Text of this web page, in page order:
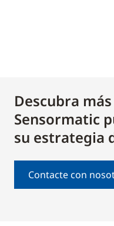
Descubra
Sensormatic
su estrategia
Contacte con